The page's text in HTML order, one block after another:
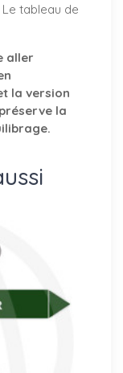
tableau de
aller
la version
la